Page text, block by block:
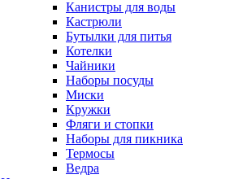
Канистры для воды
Кастрюли
Бутылки для питья
Котелки
Чайники
Наборы посуды
Миски
Кружки
Фляги и стопки
Наборы для пикника
Термосы
Ведра